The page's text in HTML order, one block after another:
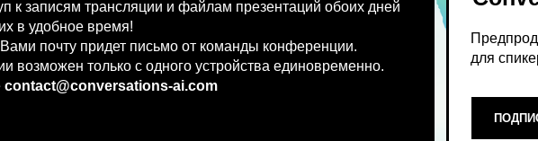
только с одного устройства единовременно.
ai.co
для спикеров откроются
ПОДПИСАТЬСЯ НА